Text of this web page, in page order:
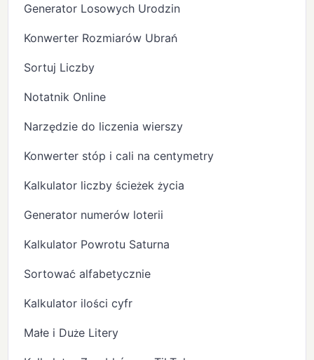
Generator Losowych Urodzin
Konwerter Rozmiarów Ubrań
Sortuj Liczby
Notatnik Online
Narzędzie do liczenia wierszy
Konwerter stóp i cali na centymetry
Kalkulator liczby ścieżek życia
Generator numerów loterii
Kalkulator Powrotu Saturna
Sortować alfabetycznie
Kalkulator ilości cyfr
Małe i Duże Litery